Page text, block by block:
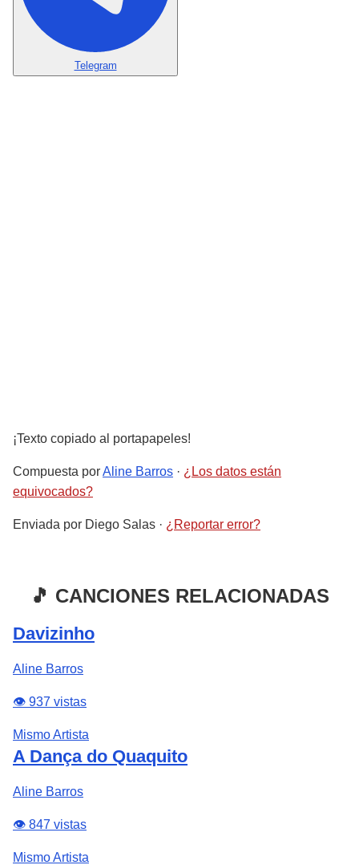
Telegram
¡Texto copiado al portapapeles!
Compuesta porAline Barros · ¿Los datos están
equivocados?
Enviada por Diego Salas · ¿Reportar error?
🎵 CANCIONES RELACIONADAS
Davizinho
Aline Barros
👁️ 937 vistas
Mismo Artista
A Dança do Quaquito
Aline Barros
👁️ 847 vistas
Mismo Artista